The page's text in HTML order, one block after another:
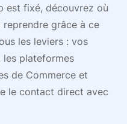
est fixé, découvrez où
grâce à ce
les leviers : vos
les plateformes
de Commerce et
le contact direct avec